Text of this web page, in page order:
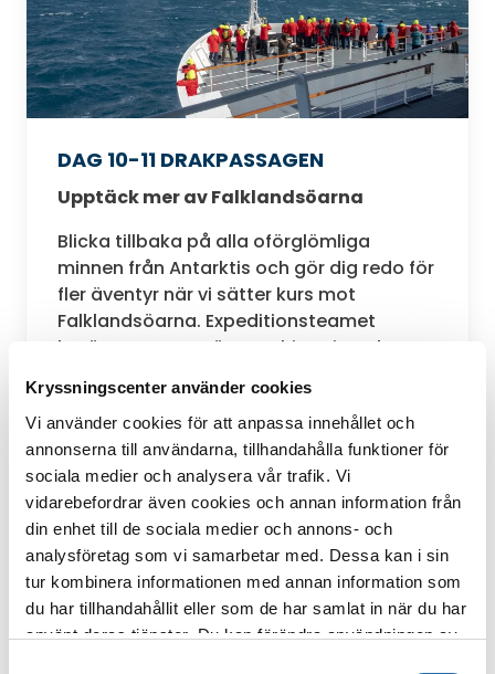
Kryssningscenter använder cookies
Vi använder cookies för att anpassa innehållet och
annonserna till användarna, tillhandahålla funktioner för
sociala medier och analysera vår trafik. Vi
vidarebefordrar även cookies och annan information från
din enhet till de sociala medier och annons- och
analysföretag som vi samarbetar med. Dessa kan i sin
tur kombinera informationen med annan information som
du har tillhandahållit eller som de har samlat in när du har
använt deras tjänster. Du kan förändra användningen av
DAG 10-11 DRAKPASSAGEN
Upptäck mer av Falklandsöarna
Blicka tillbaka på alla oförglömliga
minnen från Antarktis och gör dig redo för
fler äventyr när vi sätter kurs mot
Falklandsöarna. Expeditionsteamet
berättar mer om öarnas historia och
en närmare titt på de lysräkor och
fytoplankton som utgör basfödan för så
många av regionens djur.
Fartygets fotograf visar hur du tar de
bästa bilderna och vi erbjuder även
workshops i måleri och olika slags knopar
till havs. Du kan även boka en behandling
på vårt spa, besöka gymmet eller njuta av
lokala råvaror i någon av restaurangerna